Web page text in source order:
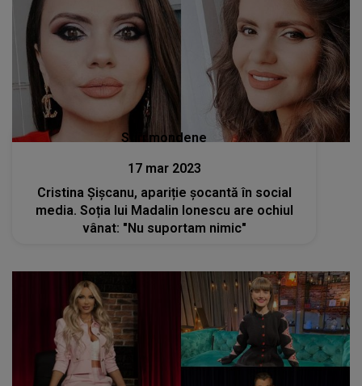
Stiri mondene
17 mar 2023
Cristina Șișcanu, apariție șocantă în social
media. Soția lui Madalin Ionescu are ochiul
vânat: "Nu suportam nimic"